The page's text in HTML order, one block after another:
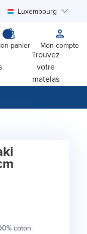
Luxembourg
panier Mon compte
Trouvez
votre
matelas
coton.